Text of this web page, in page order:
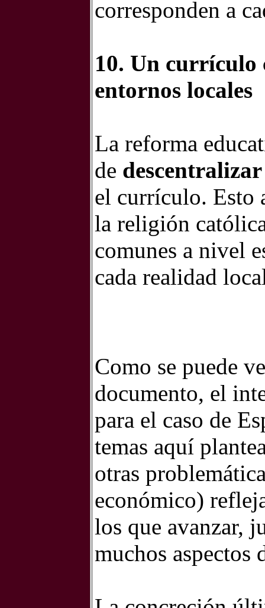
corresponden a
10. Un currículo
entornos locales
La reforma
de
el currículo. Esto
la religión
comunes a nivel
cada realidad
Como se puede
documento, el
para el caso de
temas aquí
otras
económico)
los que avanzar,
muchos aspectos